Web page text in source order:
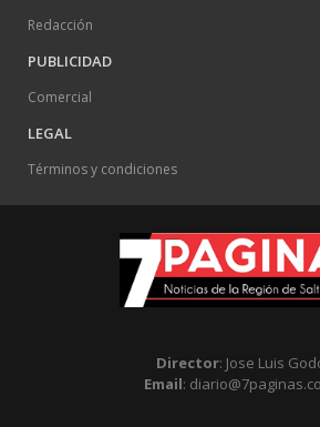
Redacción
PUBLICIDAD
Comercial
LEGAL
Términos y condiciones
Director: Jose Luis
Email: